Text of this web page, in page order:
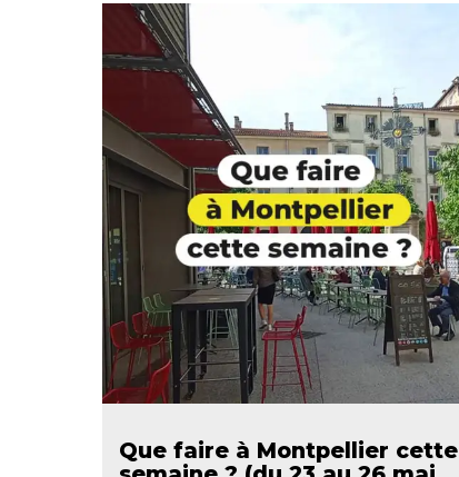
Que faire à Montpellier cette